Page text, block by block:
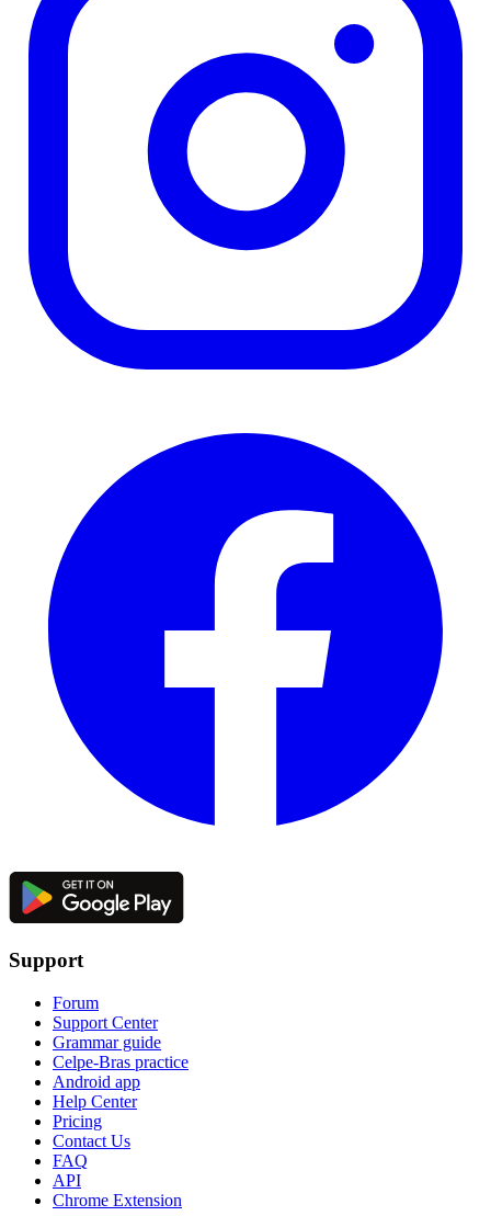
Support
Forum
Support Center
Grammar guide
Celpe-Bras practice
Android app
Help Center
Pricing
Contact Us
FAQ
API
Chrome Extension